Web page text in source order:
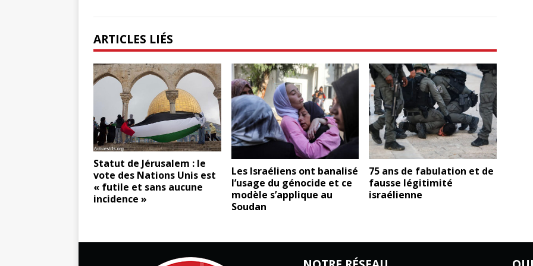
ARTICLES LIÉS
Statut de Jérusalem : le
vote des Nations Unis est
« futile et sans aucune
incidence »
Les Israéliens ont banalisé
l’usage du génocide et ce
modèle s’applique au
Soudan
75 ans de fabulation et de
fausse légitimité
israélienne